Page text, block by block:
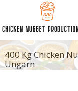
springen
400 Kg Chicken
Ungarn